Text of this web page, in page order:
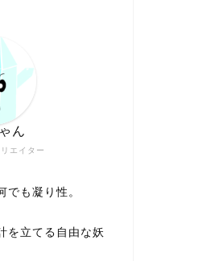
エイター
ん
でも凝り性。
を立てる自由な妖